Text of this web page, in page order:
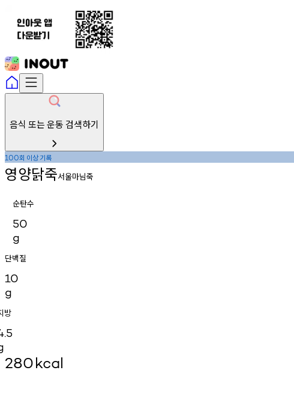
음식 또는 운동 검색하기
100회 이상기록
영양닭죽서울마님죽
순탄수
50
g
단백질
10
g
방
280kcal